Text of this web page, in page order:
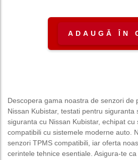
ADAUGĂ ÎN
Descopera gama noastra de senzori de
Nissan Kubistar, testati pentru siguranta
siguranta cu Nissan Kubistar, echipat cu
compatibili cu sistemele moderne auto.
senzori TPMS compatibili, iar oferta
cerintele tehnice esentiale. Asigura-te